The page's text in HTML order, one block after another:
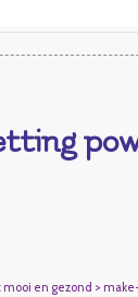
mooi en gezond >